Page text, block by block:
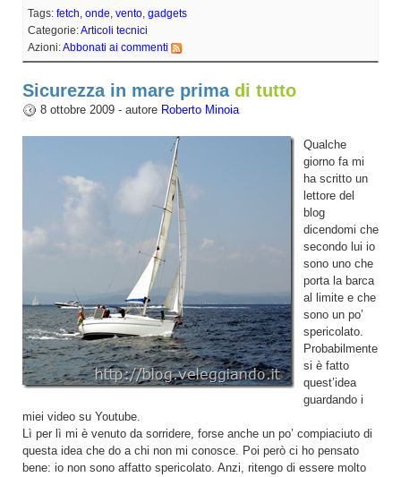
Tags: fetch, onde, vento, gadgets
Categorie:Articoli tecnici
Azioni:Abbonati ai commenti
Sicurezza in mare prima di tutto
8 ottobre 2009 - autore Roberto Minoia
Qualche
giorno fa mi
ha scritto un
lettore del
blog
dicendomi che
secondo lui io
sono uno che
porta la barca
al limite e che
sono un po’
spericolato.
Probabilmente
si è fatto
quest’idea
guardando i
miei video su Youtube.
Lì per lì mi è venuto da sorridere, forse anche un po’ compiaciuto di
questa idea che do a chi non mi conosce. Poi però ci ho pensato
bene: io non sono affatto spericolato. Anzi, ritengo di essere molto